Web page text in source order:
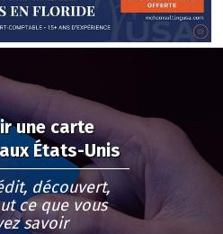
une carte
États-Unis
découvert,
ce que vous
savoir